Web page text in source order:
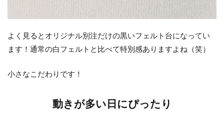
よく見るとオリジナル別注だけの黒いフェルト台になってい
ます！通常の白フェルトと比べて特別感ありますよね（笑）
小さなこだわりです！
動きが多い日にぴったり